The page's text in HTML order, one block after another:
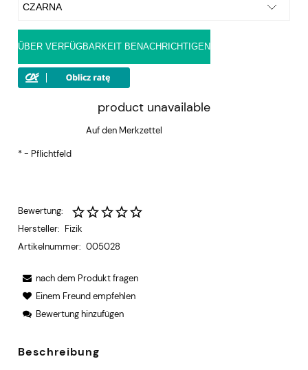
ÜBER VERFÜGBARKEIT BENACHRICHTIGEN
product unavailable
Auf den Merkzettel
*- Pflichtfeld
Bewertung:
Hersteller: Fizik
Artikelnummer: 005028
nach dem Produkt fragen
Einem Freund empfehlen
Bewertung hinzufügen
Beschreibung